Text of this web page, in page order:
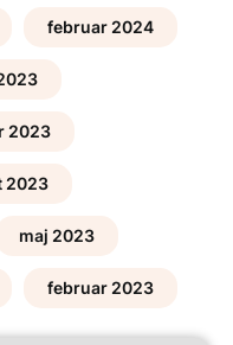
februar 2024
2023
2023
maj 2023
februar 2023